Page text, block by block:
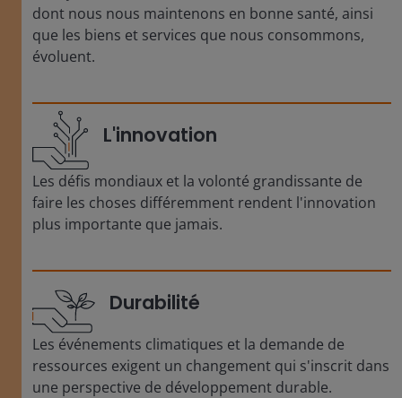
dont nous nous maintenons en bonne santé, ainsi
que les biens et services que nous consommons,
évoluent.
L'innovation
Les défis mondiaux et la volonté grandissante de
faire les choses différemment rendent l'innovation
plus importante que jamais.
Durabilité
Les événements climatiques et la demande de
ressources exigent un changement qui s'inscrit dans
une perspective de développement durable.